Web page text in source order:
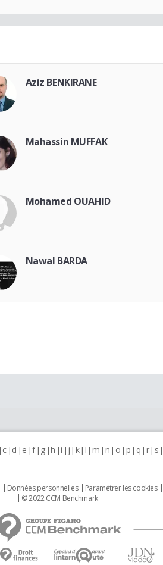
Aziz BENKIRANE
Mahassin MUFFAK
Mohamed OUAHID
Nawal BARDA
c d e f g h i j k l m n o p q r s
Données personnelles Paramétrer les cookies
© 2022 CCM Benchmark